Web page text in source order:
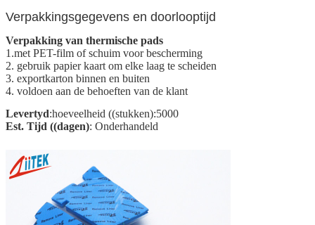
Verpakkingsgegevens en doorlooptijd
Verpakking van thermische pads
1.met PET-film of schuim voor bescherming
2. gebruik papier kaart om elke laag te scheiden
3. exportkarton binnen en buiten
4. voldoen aan de behoeften van de klant
Levertyd:hoeveelheid ((stukken):5000
Est. Tijd ((dagen): Onderhandeld